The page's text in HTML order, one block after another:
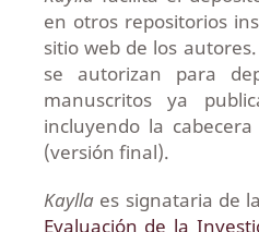
en otros repositorios
sitio web de los
se autorizan para
manuscritos ya
incluyendo la
(versión final).
Kaylla es signataria de la
Evaluación de la